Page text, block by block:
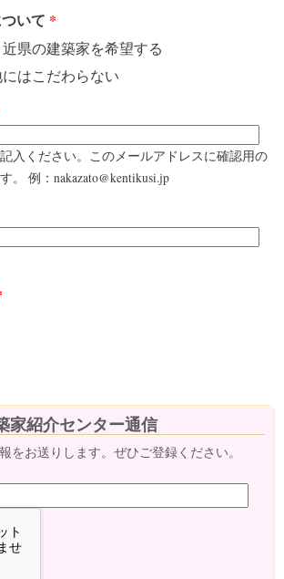
いて *
県の建築家を希望する
はこだわらない
入ください。このメールアドレスに確認用の
。 例：nakazato@kentikusi.jp
家紹介センター通信
をお送りします。ぜひご登録ください。